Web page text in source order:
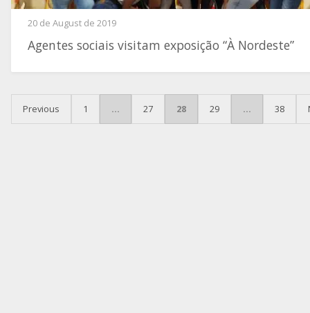
20 de August de 2019
Agentes sociais visitam exposição “À Nordeste”
POSTS PAGINATION
Previous 1 … 27 28 29 … 38